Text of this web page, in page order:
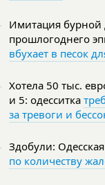
Имитация бурной
прошлогоднего
вбухает в песок
Хотела 50 тыс.
и 5: одесситка
за тревоги и
Здобули:
по количеству